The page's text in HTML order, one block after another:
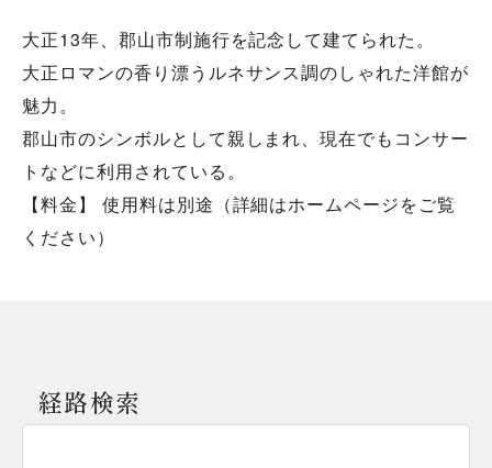
大正13年、郡山市制施行を記念して建てられた。
大正ロマンの香り漂うルネサンス調のしゃれた洋館が
魅力。
郡山市のシンボルとして親しまれ、現在でもコンサー
トなどに利用されている。
【料金】 使用料は別途（詳細はホームページをご覧
ください）
経路検索